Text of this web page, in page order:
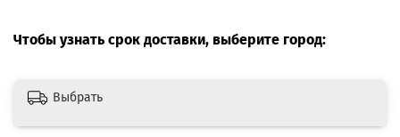
Чтобы узнать срок доставки, выберите город:
Выбрать